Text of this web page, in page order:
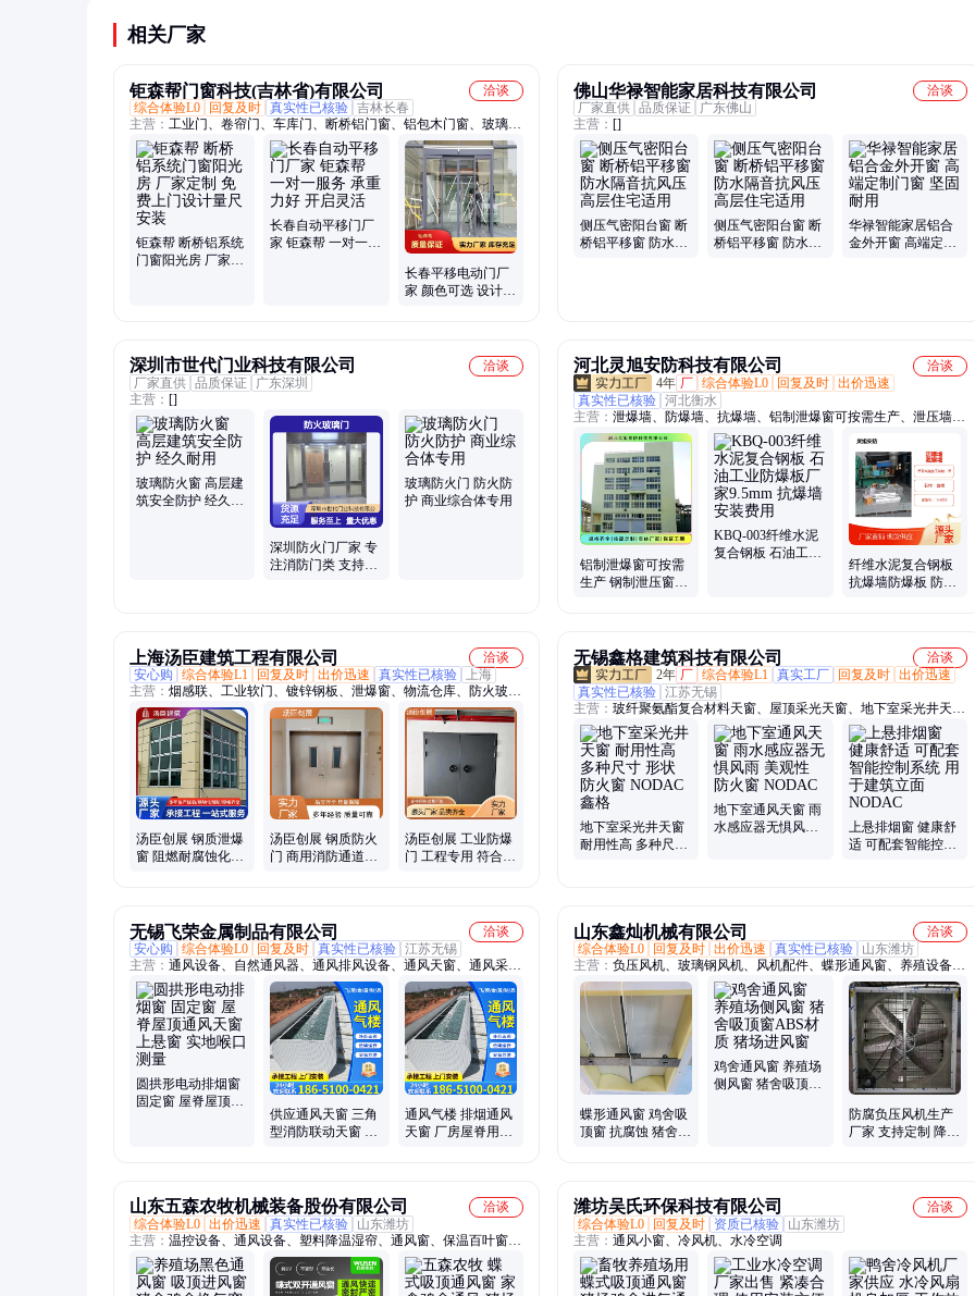
相关厂家
钜森帮门窗科技(吉林省)有限公司
洽谈
综合体验L0
回复及时 真实性已核验 吉林长春
主营： 工业门、卷帘门、车库门、断桥铝门窗、铝包木门窗、玻璃隔
断、肯德基门、阳光房定制、自动感应门
钜森帮 断桥铝系统
门窗阳光房 厂家定
长春自动平移门厂
家 钜森帮 一对一服
长春平移电动门厂
家 颜色可选 设计安
佛山华禄智能家居科技有限公司
洽谈
厂家直供 品质保证
广东佛山
主营： []
侧压气密阳台窗 断
桥铝平移窗 防水隔
侧压气密阳台窗 断
桥铝平移窗 防水隔
华禄智能家居铝合
金外开窗 高端定制
深圳市世代门业科技有限公司
洽谈
厂家直供 品质保证
广东深圳
主营： []
玻璃防火窗 高层建
筑安全防护 经久耐
深圳防火门厂家 专
注消防门类 支持尺
玻璃防火门 防火防
护 商业综合体专用
河北灵旭安防科技有限公司
洽谈
4年 厂 综合体验L0 回复及时 出价迅速
真实性已核验 河北衡水
主营： 泄爆墙、防爆墙、抗爆墙、铝制泄爆窗可按需生产、泄压墙、
纤维水泥复合钢板抗爆墙、纤维水泥板泄爆墙
铝制泄爆窗可按需
生产 钢制泄压窗厂
KBQ-003纤维水泥
复合钢板 石油工业
纤维水泥复合钢板
抗爆墙防爆板 防爆
上海汤臣建筑工程有限公司
洽谈
安心购
综合体验L1 回复及时 出价迅速 真实性已核验
上海
主营： 烟感联、工业软门、镀锌钢板、泄爆窗、物流仓库、防火玻
璃、消防分隔门、电磁屏蔽门、防火卷帘门、中庭消防设施、高频自
动升降门、短吊顶地下车库
汤臣创展 钢质泄爆
窗 阻燃耐腐蚀化验
汤臣创展 钢质防火
门 商用消防通道专
汤臣创展 工业防爆
门 工程专用 符合国
无锡鑫格建筑科技有限公司
洽谈
2年 厂 综合体验L1 真实工厂 回复及时 出价迅速
真实性已核验 江苏无锡
主营： 玻纤聚氨酯复合材料天窗、屋顶采光天窗、地下室采光井天
窗、消防排烟天窗、模块化成品天窗、防火窗、逃生窗、屋顶出人天
窗、阳台窗
地下室采光井天窗
耐用性高 多种尺寸
地下室通风天窗 雨
水感应器无惧风雨
上悬排烟窗 健康舒
适 可配套智能控制
无锡飞荣金属制品有限公司
洽谈
安心购
综合体验L0 回复及时 真实性已核验 江苏无锡
主营： 通风设备、自然通风器、通风排风设备、通风天窗、通风采光
天窗、屋脊式通风气楼
圆拱形电动排烟窗
固定窗 屋脊屋顶通
供应通风天窗 三角
型消防联动天窗 一
通风气楼 排烟通风
天窗 厂房屋脊用通
山东鑫灿机械有限公司
洽谈
综合体验L0
回复及时 出价迅速 真实性已核验
山东潍坊
主营： 负压风机、玻璃钢风机、风机配件、蝶形通风窗、养殖设备及
配件、不锈钢风机、镀锌板风机、降温水帘
蝶形通风窗 鸡舍吸
顶窗 抗腐蚀 猪舍养
鸡舍通风窗 养殖场
侧风窗 猪舍吸顶窗
防腐负压风机生产
厂家 支持定制 降温
山东五森农牧机械装备股份有限公司
洽谈
综合体验L0 出价迅速 真实性已核验
山东潍坊
主营： 温控设备、通风设备、塑料降温湿帘、通风窗、保温百叶窗、
鸡舍养殖风窗、吸顶通风窗、侧墙通风窗、玻璃钢负压风机、塑料除
臭水帘
潍坊吴氏环保科技有限公司
洽谈
综合体验L0
回复及时 资质已核验
山东潍坊
主营： 通风小窗、冷风机、水冷空调